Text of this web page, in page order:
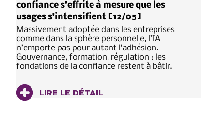
confiance s’effrite à mesure que les
usages s’intensifient [12/05]
Massivement adoptée dans les entreprises
comme dans la sphère personnelle, l’IA
n’emporte pas pour autant l’adhésion.
Gouvernance, formation, régulation : les
fondations de la confiance restent à bâtir.
LIRE LE DÉTAIL